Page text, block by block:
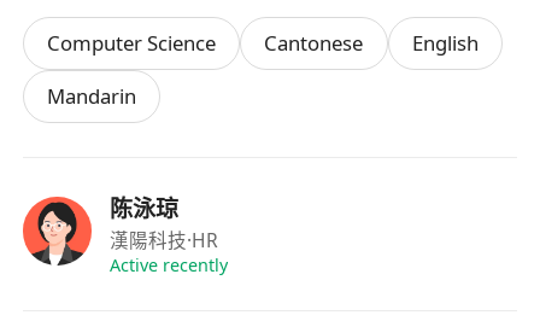
实现能力
5、熟悉 OpenCV、PCL 等常用视觉 / 点云工具
6、有较强的问题分析和解决能力，能结合真实场景
持续优化算法表现
Computer Science Cantonese
English
Mandarin
陈泳琼
漢陽科技·HR
Active recently